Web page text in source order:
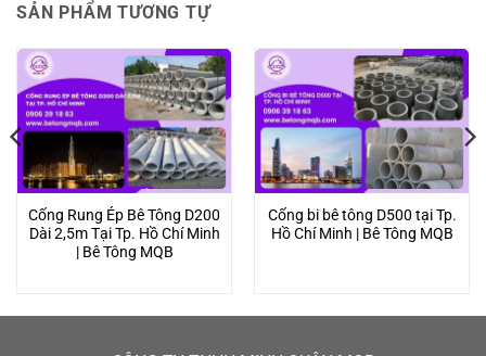
SẢN PHẨM TƯƠNG TỰ
Cống Rung Ép Bê Tông D200
Dài 2,5m Tại Tp. Hồ Chí Minh
| Bê Tông MQB
Cống bi bê tông D500 tại Tp.
Hồ Chí Minh | Bê Tông MQB